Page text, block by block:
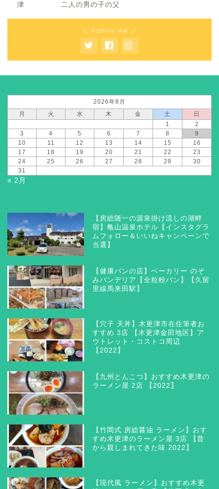
津 二人の男の子の父
＼ Follow me ／
2026年8月
月
火 水 木 金 土
日
1
2
3
4 5 6 7 8
9
10
11 12 13 14 15
16
17
18 19 20 21 22
23
24
25 26 27 28 29
30
31
« 2月
【房総随一の源泉掛け流しの湖畔
宿】亀山温泉ホテル【インスタグラ
ムフォロー＆いいねキャンペーンで
当選】
【健康パンの店】ベーカリー のぞ
みパンデリア【全粒粉パン】【久留
里線馬来田駅】
【穴子 天丼】木更津市在住筆者お
すすめ 3店 【木更津金田地区】ア
ウトレット・コストコ周辺
【2022】
【九州とんこつ】おすすめ木更津の
ラーメン屋 2店 【2022】
【竹岡式 房総醤油 ラーメン】おす
すめ木更津のラーメン屋 3店 【昔
から親しまれてきた味 2022】
【現代風 ラーメン】おすすめ木更